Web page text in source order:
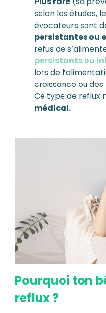
selon les études,
évocateurs sont
persistantes ou
refus de
persistants ou
lors de
croissance ou des
Ce type de reflux
médical.
.
Pourquoi ton
reflux ?